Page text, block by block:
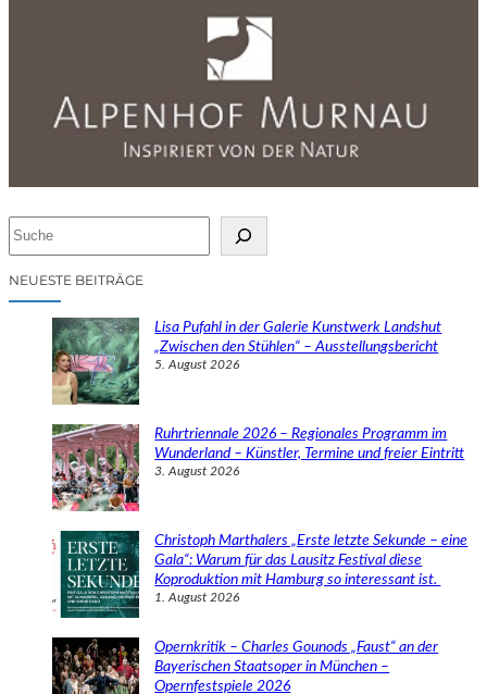
cNEUESTE BEITRÄGE
Lisa Pufahl in der Galerie Kunstwerk Landshut
„Zwischen den Stühlen“ – Ausstellungsbericht
5. August 2026
Ruhrtriennale 2026 – Regionales Programm im
Wunderland – Künstler, Termine und freier Eintritt
3. August 2026
Christoph Marthalers „Erste letzte Sekunde – eine
Gala“: Warum für das Lausitz Festival diese
Koproduktion mit Hamburg so interessant ist.
1. August 2026
Opernkritik – Charles Gounods „Faust“ an der
Bayerischen Staatsoper in München –
Opernfestspiele 2026